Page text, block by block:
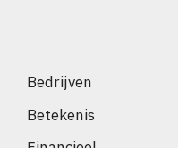
Bedrijven
Betekenis